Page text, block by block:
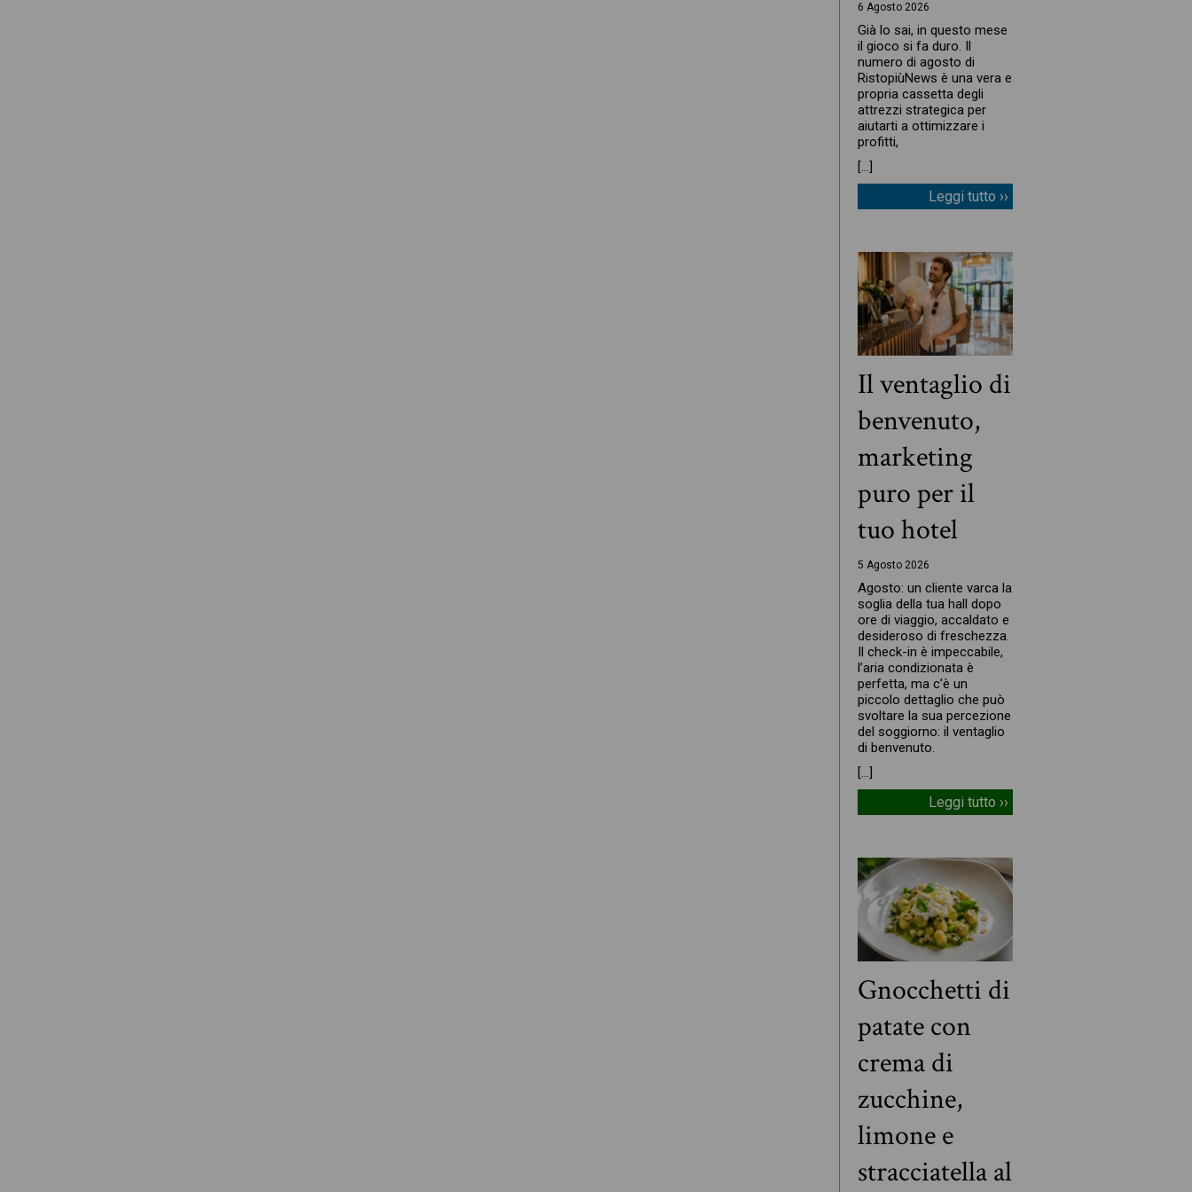
6 Agosto 2026
Già lo sai, in questo mese
il gioco si fa duro. Il
numero di agosto di
RistopiùNews è una vera e
propria cassetta degli
attrezzi strategica per
aiutarti a ottimizzare i
profitti,
[…]
Leggi tutto ››
Il ventaglio di
benvenuto,
marketing
puro per il
tuo hotel
5 Agosto 2026
Agosto: un cliente varca la
soglia della tua hall dopo
ore di viaggio, accaldato e
desideroso di freschezza.
Il check-in è impeccabile,
l’aria condizionata è
perfetta, ma c’è un
piccolo dettaglio che può
svoltare la sua percezione
del soggiorno: il ventaglio
di benvenuto.
[…]
Leggi tutto ››
Gnocchetti di
patate con
crema di
zucchine,
limone e
stracciatella al